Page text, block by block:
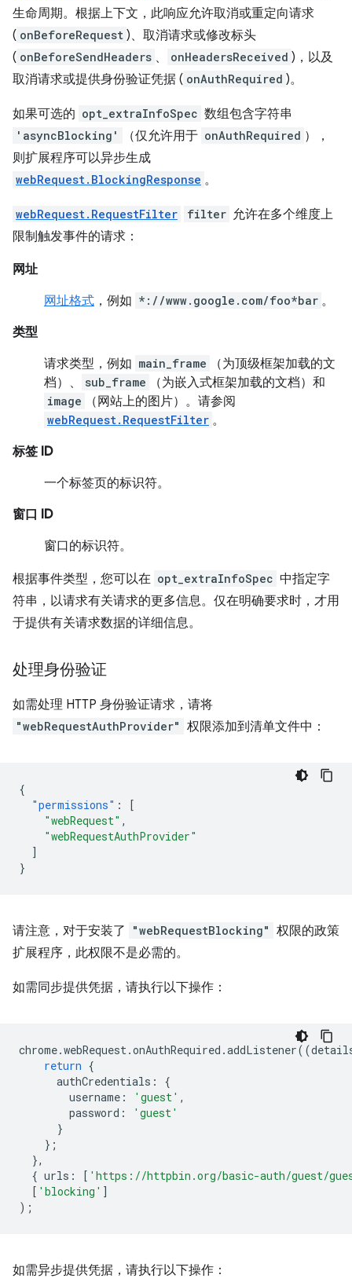
生命周期。根据上下文，此响应允许取消或重定向请求
( onBeforeRequest )、取消请求或修改标头
( onBeforeSendHeaders 、 onHeadersReceived )，以及
取消请求或提供身份验证凭据 ( onAuthRequired )。
如果可选的 opt_extraInfoSpec 数组包含字符串
'asyncBlocking' （仅允许用于 onAuthRequired ），
则扩展程序可以异步生成
webRequest.BlockingResponse 。
webRequest.RequestFilter filter 允许在多个维度上
限制触发事件的请求：
网址
网址格式 ，例如 *://www.google.com/foo*bar 。
类型
请求类型，例如 main_frame
（为顶级框架加载的文
档）、
sub_frame （为嵌入式框架加载的文档）和
image （网站上的图片）。请参阅
webRequest.RequestFilter 。
标签 ID
一个标签页的标识符。
窗口 ID
窗口的标识符。
根据事件类型，您可以在 opt_extraInfoSpec 中指定字
符串，以请求有关请求的更多信息。仅在明确要求时，才用
于提供有关请求数据的详细信息。
处理身份验证
如需处理 HTTP 身份验证请求，请将
"webRequestAuthProvider" 权限添加到清单文件中：
{
"permissions" :
[
"webRequest" ,
"webRequestAuthProvider"
]
}
请注意，对于安装了 "webRequestBlocking" 权限的政策
扩展程序，此权限不是必需的。
如需同步提供凭据，请执行以下操作：
chrome.webRequest.onAuthRequired .addListener((
return {
authCredentials :
{
username : 'guest' ,
password :
'guest'
}
};
},
{ urls : [ 'https://httpbin.org/basic-auth/guest/
[ 'blocking' ]
);
如需异步提供凭据，请执行以下操作：